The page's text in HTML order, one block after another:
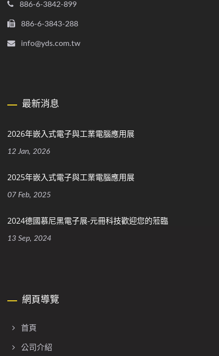
886-6-3842-899
886-6-3843-288
info@yds.com.tw
最新消息
2026年嵌入式電子與工業電腦應用展
12 Jan, 2026
2025年嵌入式電子與工業電腦應用展
07 Feb, 2025
2024德國慕尼黑電子展-元冊科技歡迎您的蒞臨
13 Sep, 2024
網頁導覽
首頁
公司介紹